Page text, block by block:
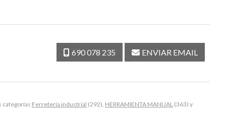
categorías Ferretería industrial (292), HERRAMIENTA MANUAL (363) y
690 078 235 ENVIAR EMAIL